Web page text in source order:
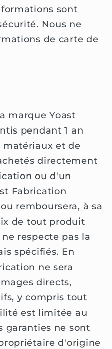
sont
Nous ne
de carte de
marque Yoast
pendant 1 an
et de
directement
ou d'un
Fabrication
remboursera, à sa
de tout produit
respecte pas la
spécifiés. En
ne sera
directs,
y compris tout
est limitée au
garanties ne sont
d'origine